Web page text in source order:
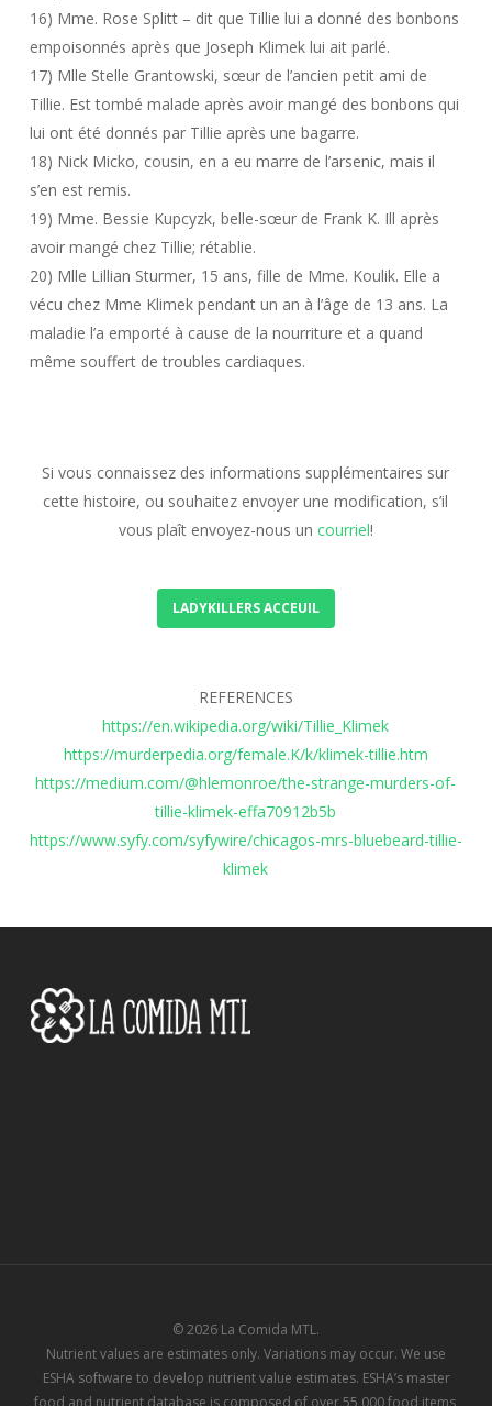
16) Mme. Rose Splitt – dit que Tillie lui a donné des bonbons
empoisonnés après que Joseph Klimek lui ait parlé.
17) Mlle Stelle Grantowski, sœur de l’ancien petit ami de
Tillie. Est tombé malade après avoir mangé des bonbons qui
lui ont été donnés par Tillie après une bagarre.
18) Nick Micko, cousin, en a eu marre de l’arsenic, mais il
s’en est remis.
19) Mme. Bessie Kupcyzk, belle-sœur de Frank K. Ill après
avoir mangé chez Tillie; rétablie.
20) Mlle Lillian Sturmer, 15 ans, fille de Mme. Koulik. Elle a
vécu chez Mme Klimek pendant un an à l’âge de 13 ans. La
maladie l’a emporté à cause de la nourriture et a quand
même souffert de troubles cardiaques.
Si vous connaissez des informations supplémentaires sur
cette histoire, ou souhaitez envoyer une modification, s’il
vous plaît envoyez-nous un courriel!
LADYKILLERS ACCEUIL
REFERENCES
https://en.wikipedia.org/wiki/Tillie_Klimek
https://murderpedia.org/female.K/k/klimek-tillie.htm
https://medium.com/@hlemonroe/the-strange-murders-of-
tillie-klimek-effa70912b5b
https://www.syfy.com/syfywire/chicagos-mrs-bluebeard-tillie-
klimek
© 2026 La Comida MTL.
Nutrient values are estimates only. Variations may occur. We use
ESHA software to develop nutrient value estimates. ESHA’s master
food and nutrient database is composed of over 55,000 food items,